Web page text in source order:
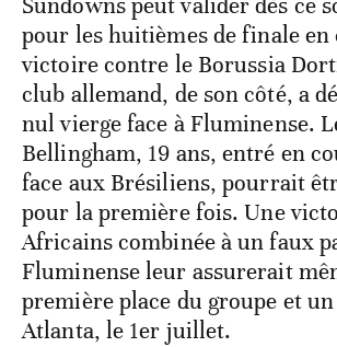
Sundowns peut valider dès ce
pour les huitièmes de finale en
victoire contre le Borussia
club allemand, de son côté, a
nul vierge face à Fluminense.
Bellingham, 19 ans, entré en
face aux Brésiliens, pourrait
pour la première fois. Une
Africains combinée à un faux
Fluminense leur assurerait
première place du groupe et
Atlanta, le 1er juillet.